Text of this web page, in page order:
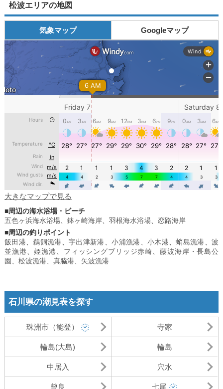
松波エリアの地図
気象マップ Googleマップ
大きなマップで見る
■周辺の海水浴場・ビーチ
五色ヶ浜海水浴場、 鉢ヶ崎海岸、 羽根海水浴場、 恋路海岸
■周辺の釣りポイント
飯田港
鵜飼漁港 、宇出津新港 、小浦漁港 小木港 、蛸島漁港 、波
並漁港 、姫漁港 フィッシングブリッジ赤崎 、藤波海岸・長島公
園
松波漁港 真脇港 矢波漁港
石川県の潮見表を探す
珠洲市（能登） 寺家
輪島(大島) 輪島
中居入 穴水
曾良 七尾